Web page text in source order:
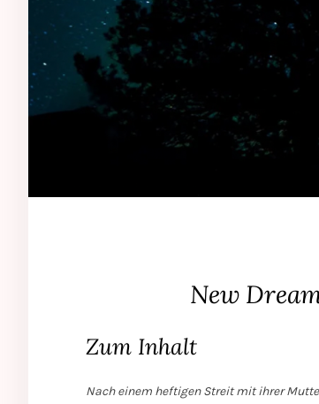
New
Zum Inhalt
Nach einem heftigen Streit mit ihrer